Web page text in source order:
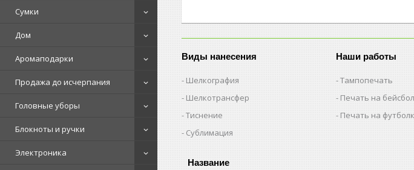
Сумки
Дом
Аромаподарки
Продажа до исчерпания
Головные уборы
Блокноты и ручки
Электроника
Виды нанесения
Шелкография
Шелкотрансфер
Тиснение
Сублимация
Наши работы
Тампопечать
Печать на
Печать на